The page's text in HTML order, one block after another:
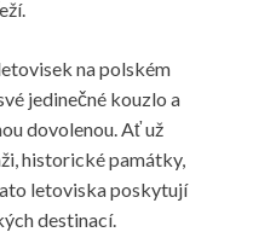
na polském
jedinečné kouzlo a
dovolenou. Ať už
historické památky,
letoviska poskytují
destinací.